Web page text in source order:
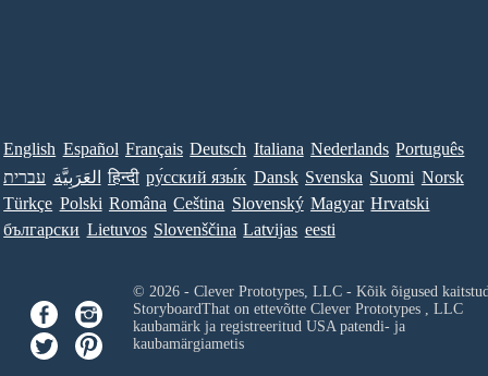
English Español Français Deutsch Italiana Nederlands Português
עברית العَرَبِيَّة हिन्दी ру́сский язы́к Dansk Svenska Suomi Norsk
Türkçe Polski Româna Ceština Slovenský Magyar Hrvatski
български Lietuvos Slovenščina Latvijas eesti
© 2026 - Clever Prototypes, LLC - Kõik õigused
StoryboardThat on ettevõtte Clever Prototypes , LLC
kaubamärk ja registreeritud USA patendi- ja
kaubamärgiametis